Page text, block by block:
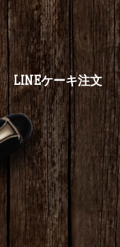
LINEケーキ注文